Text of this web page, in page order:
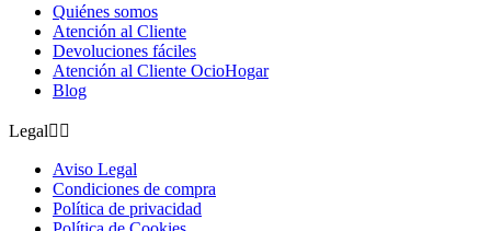
Quiénes somos
Atención al Cliente
Devoluciones fáciles
Atención al Cliente OcioHogar
Blog
Legal 
Aviso Legal
Condiciones de compra
Política de privacidad